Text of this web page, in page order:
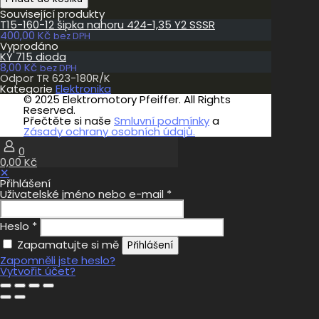
TR
623-
180R/K
množství
Související produkty
T15-160-12 šipka nahoru 424-1,35 Y2 SSSR
400,00 Kč bez DPH
Vyprodáno
KY 715 dioda
8,00 Kč bez DPH
Odpor TR 623-180R/K
Kategorie Elektronika
© 2025 Elektromotory Pfeiffer. All Rights
Reserved.
Přečtěte si naše Smluvní podmínkya
Zásady ochrany osobních údajů.
0
0,00 Kč
✕
Přihlášení
Uživatelské jméno nebo e-mail *
Heslo *
Zapamatujte si mě
Přihlášení
Zapomněli jste heslo?
Vytvořit účet?